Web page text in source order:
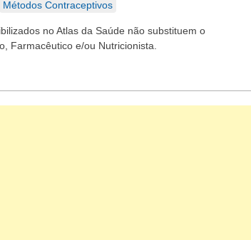
Métodos Contraceptivos
no Atlas da Saúde não substituem o
Farmacêutico e/ou Nutricionista.